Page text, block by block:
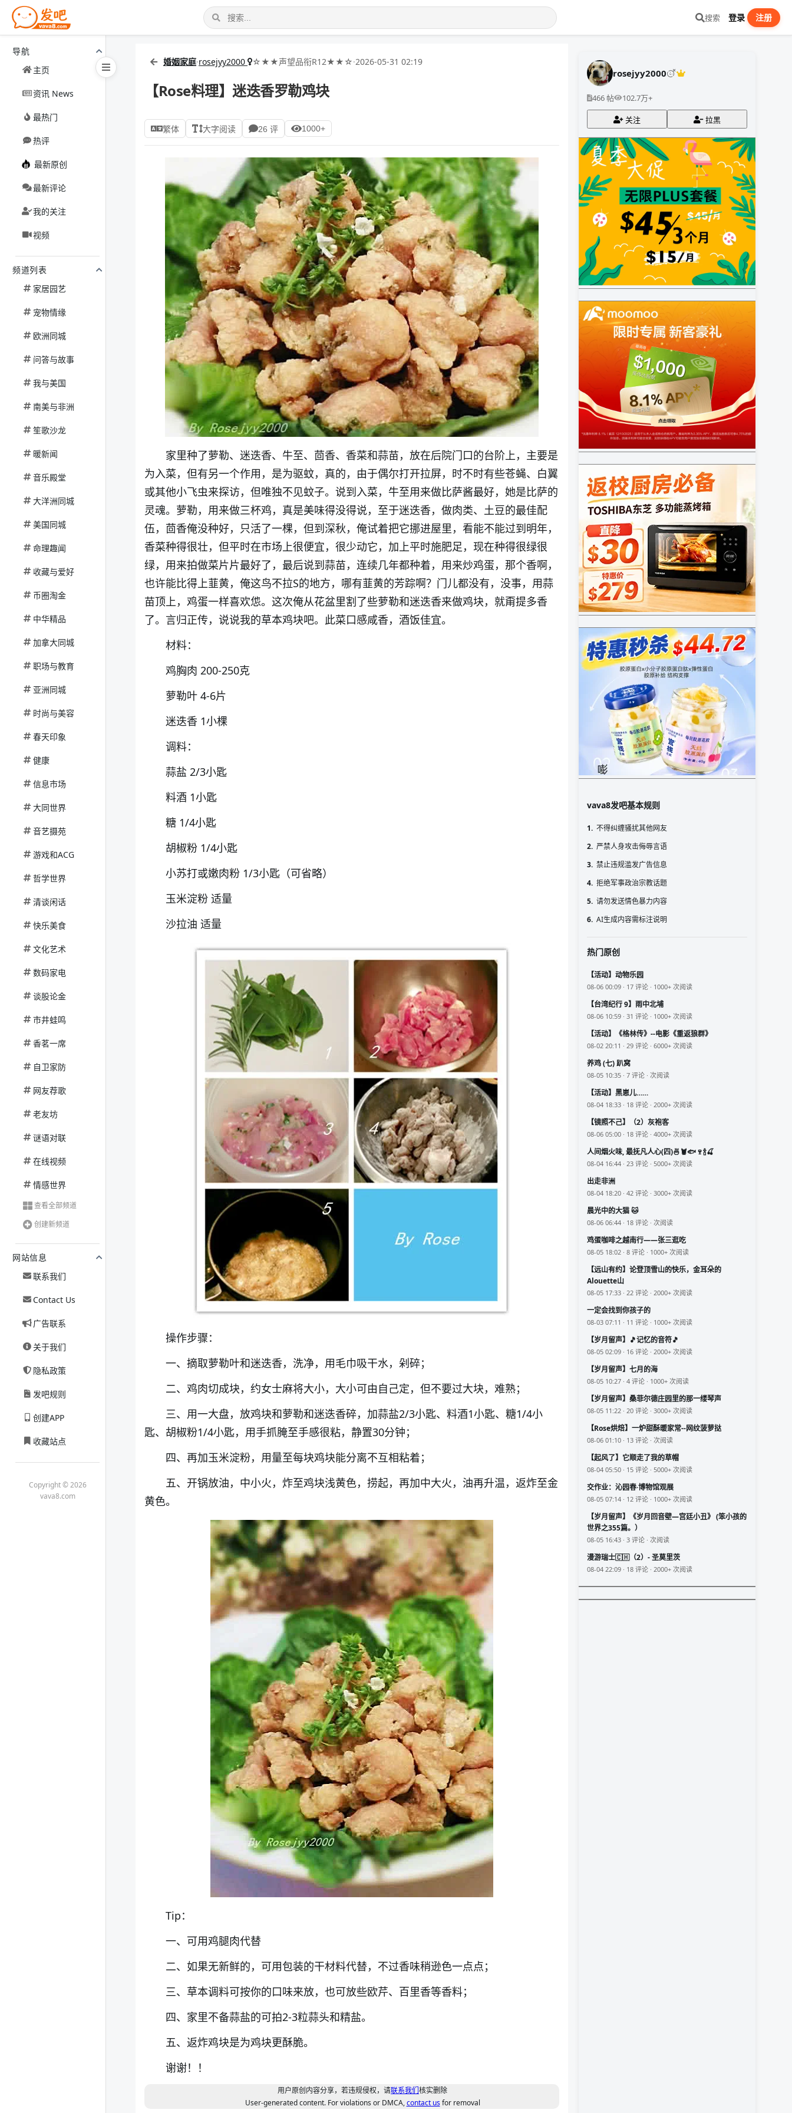
搜索 登录 注册
导航
主页
资讯 News
最热门
热评
最新原创
最新评论
我的关注
视频
频道列表
家居园艺
宠物情缘
欧洲同城
问答与故事
我与美国
南美与非洲
笙歌沙龙
暖新闻
音乐殿堂
大洋洲同城
美国同城
命理趣闻
收藏与爱好
币圈淘金
中华精品
加拿大同城
职场与教育
亚洲同城
时尚与美容
春天印象
健康
信息市场
大同世界
音艺摄苑
游戏和ACG
哲学世界
清谈闲话
快乐美食
文化艺术
数码家电
谈股论金
市井蛙鸣
香茗一席
自卫家防
网友荐歌
老友坊
谜语对联
在线视频
情感世界
查看全部频道
创建新频道
网站信息
联系我们
Contact Us
广告联系
关于我们
隐私政策
发吧规则
创建APP
收藏站点
Copyright © 2026
vava8.com
婚姻家庭·rosejyy2000 ☆★★声望品衔R12★★☆·2026-05-31 02:19
【Rose料理】迷迭香罗勒鸡块
繁体 大字阅读 26 评 1000+
家里种了萝勒、迷迭香、牛至、茴香、香菜和蒜苗，放在后院门口的台阶上，主要是
为入菜，但有另一个作用，是为驱蚊，真的，由于偶尔打开拉屏，时不时有些苍蝇、白翼
或其他小飞虫来探访，但唯独不见蚊子。说到入菜，牛至用来做比萨酱最好，她是比萨的
灵魂。萝勒，用来做三杯鸡，真是美味得没得说，至于迷迭香，做肉类、土豆的最佳配
伍，茴香俺没种好，只活了一棵，但到深秋，俺试着把它挪进屋里，看能不能过到明年，
香菜种得很壮，但平时在市场上很便宜，很少动它，加上平时施肥足，现在种得很绿很
绿，用来拍做菜片片最好了，最后说到蒜苗，连续几年都种着，用来炒鸡蛋，那个香啊，
也许能比得上韮黄，俺这鸟不拉S的地方，哪有韮黄的芳踪啊？门儿都没有，没事，用蒜
苗顶上，鸡蛋一样喜欢怹。这次俺从花盆里割了些萝勒和迷迭香来做鸡块，就甭提多香
了。言归正传，说说我的草本鸡块吧。此菜口感咸香，酒饭佳宜。
材料：
鸡胸肉 200-250克
萝勒叶 4-6片
迷迭香 1小棵
调料：
蒜盐 2/3小匙
料酒 1小匙
糖 1/4小匙
胡椒粉 1/4小匙
小苏打或嫩肉粉 1/3小匙（可省略）
玉米淀粉 适量
沙拉油 适量
操作步骤：
一、摘取萝勒叶和迷迭香，洗净，用毛巾吸干水，剁碎；
二、鸡肉切成块，约女士麻将大小，大小可由自己定，但不要过大块，难熟；
三、用一大盘，放鸡块和萝勒和迷迭香碎，加蒜盐2/3小匙、料酒1小匙、糖1/4小
匙、胡椒粉1/4小匙，用手抓腌至手感很粘，静置30分钟；
四、再加玉米淀粉，用量至每块鸡块能分离不互相粘着；
五、开锅放油，中小火，炸至鸡块浅黄色，捞起，再加中大火，油再升温，返炸至金
黄色。
Tip：
一、可用鸡腿肉代替
二、如果无新鲜的，可用包装的干材料代替，不过香味稍逊色一点点；
三、草本调料可按你的口味来放，也可放些欧芹、百里香等香料；
四、家里不备蒜盐的可拍2-3粒蒜头和精盐。
五、返炸鸡块是为鸡块更酥脆。
谢谢！！
用户原创内容分享，若违规侵权，请联系我们核实删除
User-generated content. For violations or DMCA,contact usfor removal
rosejyy2000
466 帖 102.7万+
关注 拉黑
vava8发吧基本规则
1. 不得纠缠骚扰其他网友
2. 严禁人身攻击侮辱言语
3. 禁止违规滥发广告信息
4. 拒绝军事政治宗教话题
5. 请勿发送情色暴力内容
6. AI生成内容需标注说明
热门原创
【活动】动物乐园
08-06 00:09 · 17 评论 · 1000+ 次阅读
【台湾纪行 9】雨中北埔
08-06 10:59 · 31 评论 · 1000+ 次阅读
【活动】《格林传》--电影《重返狼群》
08-02 20:11 · 29 评论 · 6000+ 次阅读
养鸡 (七) 趴窝
08-05 10:35 · 7 评论 · 次阅读
【活动】黑崽儿……
08-04 18:33 · 18 评论 · 2000+ 次阅读
【镜照不己】（2）灰袍客
08-06 05:00 · 18 评论 · 4000+ 次阅读
人间烟火味, 最抚凡人心(四)🍜🦞🐟🍷🍾🍒
08-04 16:44 · 23 评论 · 5000+ 次阅读
出走非洲
08-04 18:20 · 42 评论 · 3000+ 次阅读
晨光中的大猫 🐱
08-06 06:44 · 18 评论 · 次阅读
鸡蛋咖啡之越南行——张三逛吃
08-05 18:02 · 8 评论 · 1000+ 次阅读
【远山有约】论登顶雪山的快乐，金耳朵的
Alouette山
08-05 17:33 · 22 评论 · 2000+ 次阅读
一定会找到你孩子的
08-03 07:11 · 11 评论 · 1000+ 次阅读
【岁月留声】🎵记忆的音符🎵
08-05 02:09 · 16 评论 · 2000+ 次阅读
【岁月留声】七月的海
08-05 10:27 · 4 评论 · 1000+ 次阅读
【岁月留声】桑菲尔德庄园里的那一缕琴声
08-05 11:22 · 20 评论 · 3000+ 次阅读
【Rose烘焙】一炉甜酥暖家常--网纹菠萝挞
08-06 01:10 · 13 评论 · 次阅读
【起风了】它顺走了我的草帽
08-04 05:50 · 15 评论 · 5000+ 次阅读
交作业：沁园春·博物馆观展
08-05 07:14 · 12 评论 · 1000+ 次阅读
【岁月留声】《岁月回音壁—宫廷小丑》 (笨小孩的
世界之355篇。）
08-05 16:43 · 3 评论 · 次阅读
漫游瑞士🇨🇭（2）- 圣莫里茨
08-04 22:09 · 18 评论 · 2000+ 次阅读